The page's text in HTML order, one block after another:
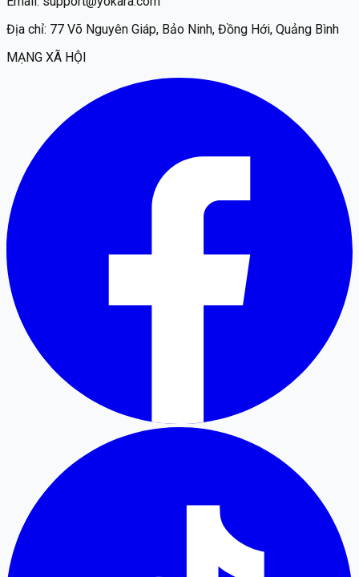
Địa chỉ: 77 Võ Nguyên Giáp, Bảo Ninh, Đồng Hới, Quảng Bình
MẠNG XÃ HỘI